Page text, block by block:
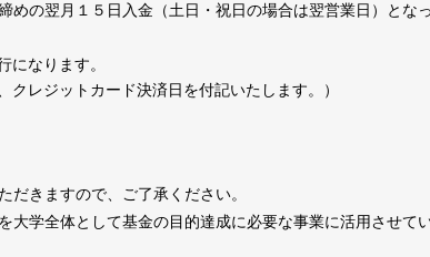
の翌月１５日入金（土日・祝日の場合は翌営業日）とな
になります。
ジットカード決済日を付記いたします。）
きますので、ご了承ください。
全体として基金の目的達成に必要な事業に活用させて